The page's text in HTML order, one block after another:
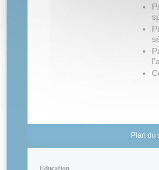
Plan du
Éducation